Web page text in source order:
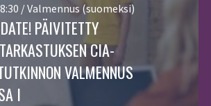
/ Valmennus (suomeksi)
PÄIVITETTY
CIA-
VALMENNUS
I